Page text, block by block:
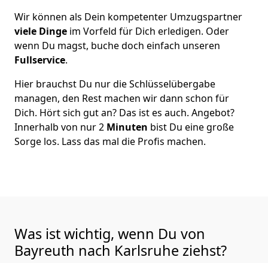
Wir können als Dein kompetenter Umzugspartner
viele Dinge im Vorfeld für Dich erledigen. Oder
wenn Du magst, buche doch einfach unseren
Fullservice.
Hier brauchst Du nur die Schlüsselübergabe
managen, den Rest machen wir dann schon für
Dich. Hört sich gut an? Das ist es auch. Angebot?
Innerhalb von nur 2 Minuten bist Du eine große
Sorge los. Lass das mal die Profis machen.
Was ist wichtig, wenn Du von
Bayreuth nach Karlsruhe ziehst?